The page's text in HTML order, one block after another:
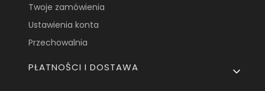
Twoje zamówienia
Ustawienia konta
Przechowalnia
PŁATNOŚCI I DOSTAWA